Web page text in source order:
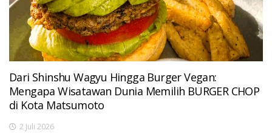
Dari Shinshu Wagyu Hingga Burger Vegan:
Mengapa Wisatawan Dunia Memilih BURGER CHOP
di Kota Matsumoto
2 Juli 2026